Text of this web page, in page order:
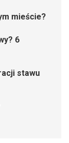
mieście?
6
stawu